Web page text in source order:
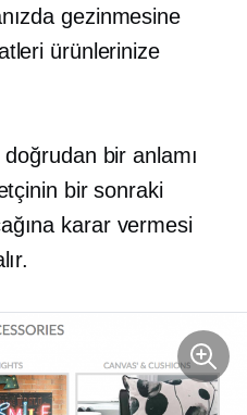
gezinmesine
ürünlerinize
doğrudan bir anlamı
bir sonraki
karar vermesi